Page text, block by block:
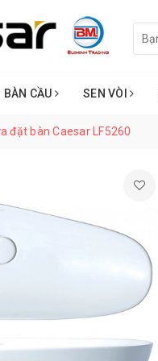
BÀN CẦU SEN VÒI
đặt bàn Caesar LF5260